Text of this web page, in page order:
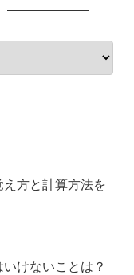
方と計算方法を
けないことは？